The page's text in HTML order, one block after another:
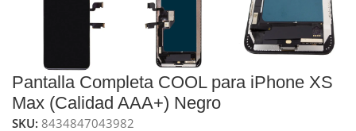
Pantalla Completa COOL para iPhone XS
Max (Calidad AAA+) Negro
SKU:8434847043982